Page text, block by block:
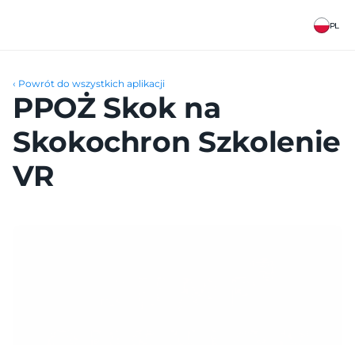
PL
‹ Powrót do wszystkich aplikacji
PPOŻ Skok na
Skokochron Szkolenie
VR